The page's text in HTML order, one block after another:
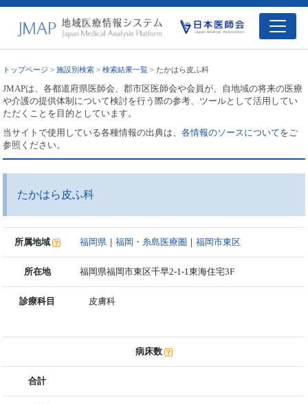
トップページ >施設別検索 >検索結果一覧 > たかはら皮ふ科
JMAPは、各都道府県医師会、郡市区医師会や会員が、自地域の将来の医療
や介護の提供体制について検討を行う際の参考、ツールとして活用してい
ただくことを目的としています。
当サイトで使用している各種情報の出典は、各情報のソースについてをご
参照ください。
たかはら皮ふ科
所属地域 福岡県 ｜福岡・糸島医療圏 ｜福岡市東区
所在地 福岡県福岡市東区千早2-1-1東海住宅3F
診療科目 皮膚科
病床数
合計